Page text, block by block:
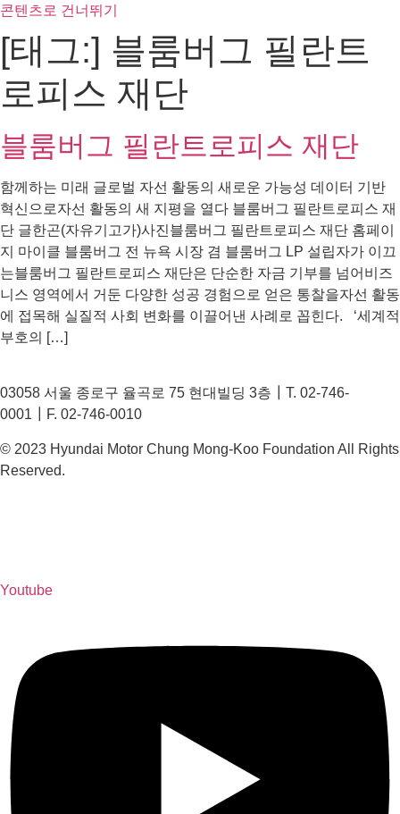
콘텐츠로 건너뛰기
[태그:] 블룸버그 필란트
로피스 재단
블룸버그 필란트로피스 재단
함께하는 미래 글로벌 자선 활동의 새로운 가능성 데이터 기반
혁신으로자선 활동의 새 지평을 열다 블룸버그 필란트로피스 재
단 글한곤(자유기고가)사진블룸버그 필란트로피스 재단 홈페이
지 마이클 블룸버그 전 뉴욕 시장 겸 블룸버그 LP 설립자가 이끄
는블룸버그 필란트로피스 재단은 단순한 자금 기부를 넘어비즈
니스 영역에서 거둔 다양한 성공 경험으로 얻은 통찰을자선 활동
에 접목해 실질적 사회 변화를 이끌어낸 사례로 꼽힌다. ‘세계적
부호의 […]
03058 서울 종로구 율곡로 75 현대빌딩 3층┃T. 02-746-
0001┃F. 02-746-0010
© 2023 Hyundai Motor Chung Mong-Koo Foundation All Rights
Reserved.
Youtube